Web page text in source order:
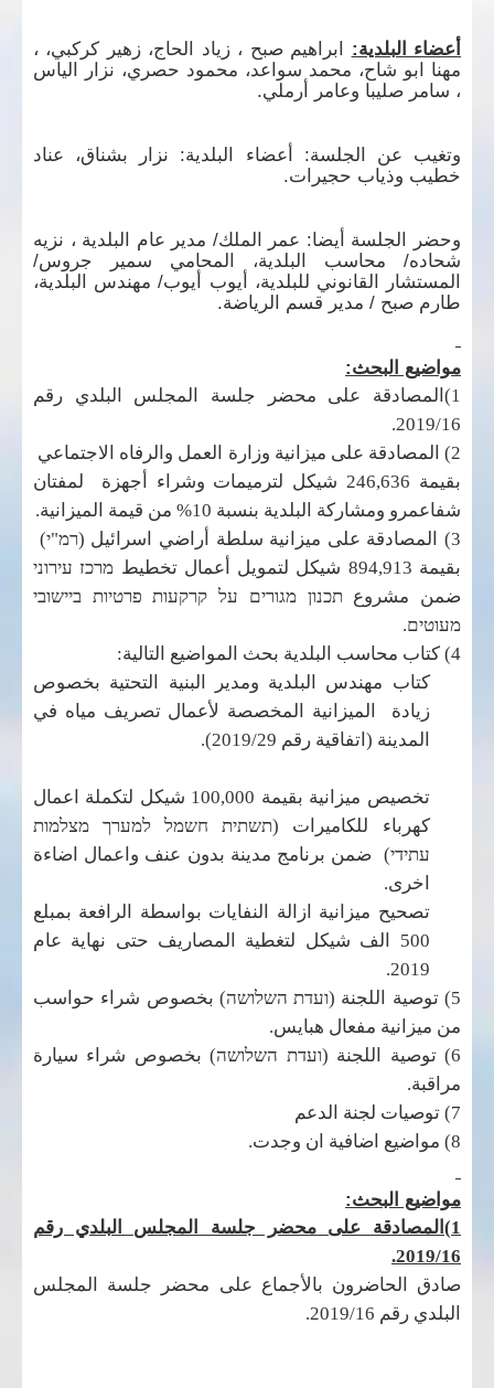
أعضاء البلدية:
ابراهيم صبح ، زياد الحاج، زهير كركبي، ،
مهنا ابو شاح، محمد سواعد، محمود حصري، نزار الياس
، سامر صليبا وعامر أرملي.
وتغيب عن الجلسة: أعضاء البلدية: نزار بشناق، عناد
خطيب وذياب حجيرات.
وحضر الجلسة أيضا: عمر الملك/ مدير عام البلدية ، نزيه
شحاده/ محاسب البلدية، المحامي سمير جروس/
المستشار القانوني للبلدية، أيوب أيوب/ مهندس البلدية،
طارم صبح / مدير قسم الرياضة.
مواضيع البحث:
1)المصادقة على محضر جلسة المجلس البلدي رقم
2019/16.
2) المصادقة على ميزانية وزارة العمل والرفاه الاجتماعي
بقيمة 246,636 شيكل لترميمات وشراء أجهزة لمفتان
شفاعمرو ومشاركة البلدية بنسبة 10% من قيمة الميزانية.
3) المصادقة على ميزانية سلطة أراضي اسرائيل (
רמ"י)
بقيمة 894,913 شيكل لتمويل أعمال تخطيط
מרכז עירוני
ضمن مشروع תכנון מגורים על קרקעות פרטיות ביישובי
מעוטים.
4) كتاب محاسب البلدية بحث المواضيع التالية:
كتاب مهندس البلدية ومدير البنية التحتية بخصوص
زيادة الميزانية المخصصة لأعمال تصريف مياه في
المدينة (اتفاقية رقم 2019/29).
تخصيص ميزانية بقيمة 100,000 شيكل لتكملة اعمال
كهرباء للكاميرات (תשתית חשמל למערך מצלמות
עתידי) ضمن برنامج مدينة بدون عنف واعمال اضاءة
اخرى.
تصحيح ميزانية ازالة النفايات بواسطة الرافعة بمبلع
500 الف شيكل لتغطية المصاريف حتى نهاية عام
2019.
5) توصية اللجنة (
ועדת השלושה) بخصوص شراء حواسب
من ميزانية مفعال هبايس.
6) توصية اللجنة (
ועדת השלושה) بخصوص شراء سيارة
مراقبة.
7) توصيات لجنة الدعم
8) مواضيع اضافية ان وجدت.
مواضيع البحث:
1)المصادقة على محضر جلسة المجلس البلدي رقم
2019/16.
صادق الحاضرون بالأجماع على محضر جلسة المجلس
البلدي رقم 2019/16.